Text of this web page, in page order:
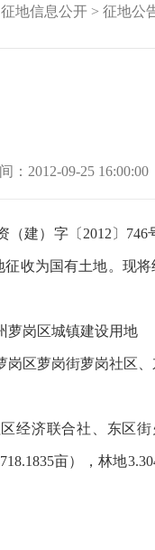
征地信息公开 > 征地公
：2012-09-25 16:00:00
（建）字〔2012〕
征收为国有土地。现
萝岗区城镇建设用地
岗区萝岗街萝岗社区
经济联合社、东区街
亩），林地